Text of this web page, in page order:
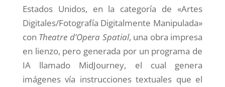
Estados Unidos, en la categoría de «Artes
Digitales/Fotografía Digitalmente Manipulada»
con Theatre d’Opera Spatial, una obra impresa
en lienzo, pero generada por un programa de
IA llamado MidJourney, el cual genera
imágenes vía instrucciones textuales que el